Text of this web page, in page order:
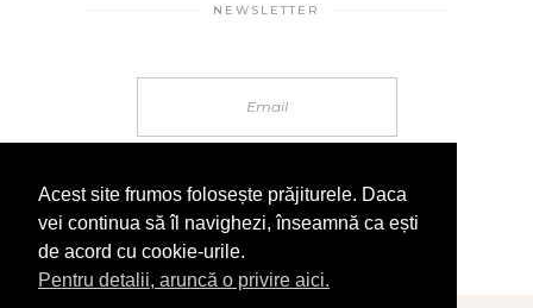
NEWSLETTER
Acest site frumos folosește prăjiturele. Daca
vei continua să îl navighezi, înseamnă ca ești
de acord cu cookie-urile.
Pentru detalii, aruncă o privire aici.